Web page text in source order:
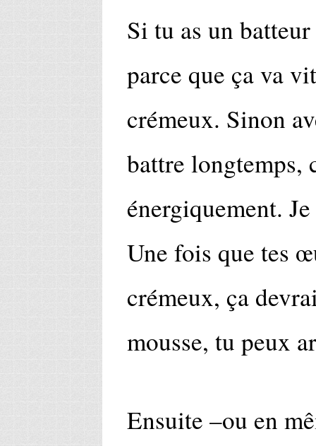
Si tu as un
parce que ça va
crémeux. Sinon
battre longtemps,
énergiquement.
Une fois que tes
crémeux, ça
mousse, tu peux
Ensuite –ou en